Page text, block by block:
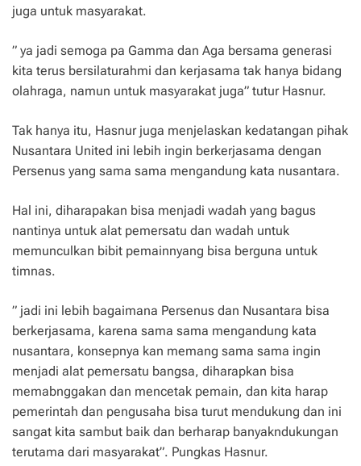
juga untuk masyarakat.
” ya jadi semoga pa Gamma dan Aga bersama generasi
kita terus bersilaturahmi dan kerjasama tak hanya bidang
olahraga, namun untuk masyarakat juga” tutur Hasnur.
Tak hanya itu, Hasnur juga menjelaskan kedatangan pihak
Nusantara United ini lebih ingin berkerjasama dengan
Persenus yang sama sama mengandung kata nusantara.
Hal ini, diharapakan bisa menjadi wadah yang bagus
nantinya untuk alat pemersatu dan wadah untuk
memunculkan bibit pemainnyang bisa berguna untuk
timnas.
” jadi ini lebih bagaimana Persenus dan Nusantara bisa
berkerjasama, karena sama sama mengandung kata
nusantara, konsepnya kan memang sama sama ingin
menjadi alat pemersatu bangsa, diharapkan bisa
memabnggakan dan mencetak pemain, dan kita harap
pemerintah dan pengusaha bisa turut mendukung dan ini
sangat kita sambut baik dan berharap banyakndukungan
terutama dari masyarakat”. Pungkas Hasnur.